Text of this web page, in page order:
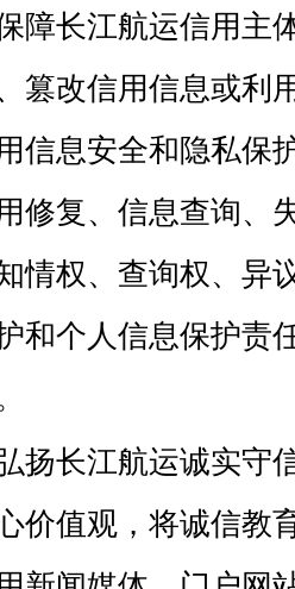
保障长江航运信用主
篡改信用信息或利
信息安全和隐私保
修复、信息查询、
情权、查询权、异
和个人信息保护责
弘扬长江航运诚实守
价值观，将诚信教